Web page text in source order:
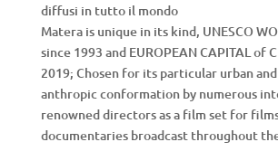
diffusi in tutto il mondo
Matera is unique in its kind, UNESCO
since 1993 and EUROPEAN CAPITAL of
2019; Chosen for its particular urban
anthropic conformation by numerous
renowned directors as a film set for
documentaries broadcast throughout